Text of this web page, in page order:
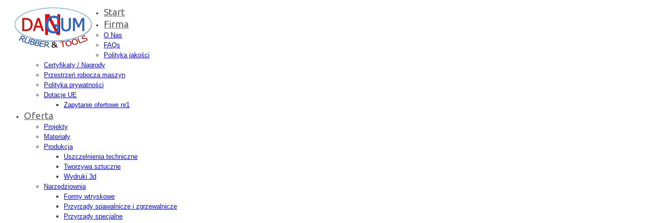
Start
Firma
O Nas
FAQs
Polityka jakości
Certyfikaty / Nagrody
Przestrzeń robocza maszyn
Polityka prywatności
Dotacje UE
Zapytanie ofertowe nr1
Oferta
Projekty
Materiały
Produkcja
Uszczelnienia techniczne
Tworzywa sztuczne
Wydruki 3d
Narzędziownia
Formy wtryskowe
Przyrządy spawalnicze i zgrzewalnicze
Przyrządy specjalne